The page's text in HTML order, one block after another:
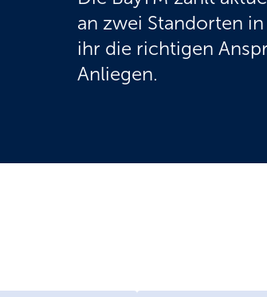
an zwei Standorten
ihr die richtigen
Anliegen.